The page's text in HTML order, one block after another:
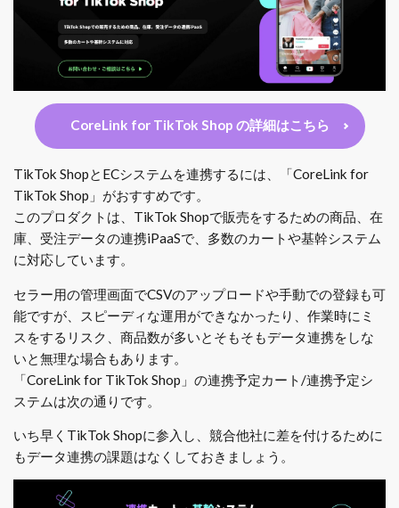
CoreLink for TikTok Shop の詳細はこちら
TikTok ShopとECシステムを連携するには、「CoreLink for
TikTok Shop」がおすすめです。
このプロダクトは、TikTok Shopで販売をするための商品、在
庫、受注データの連携iPaaSで、多数のカートや基幹システム
に対応しています。
セラー用の管理画面でCSVのアップロードや手動での登録も可
能ですが、スピーディな運用ができなかったり、作業時にミ
スをするリスク、商品数が多いとそもそもデータ連携をしな
いと無理な場合もあります。
「CoreLink for TikTok Shop」の連携予定カート/連携予定シ
ステムは次の通りです。
いち早くTikTok Shopに参入し、競合他社に差を付けるために
もデータ連携の課題はなくしておきましょう。